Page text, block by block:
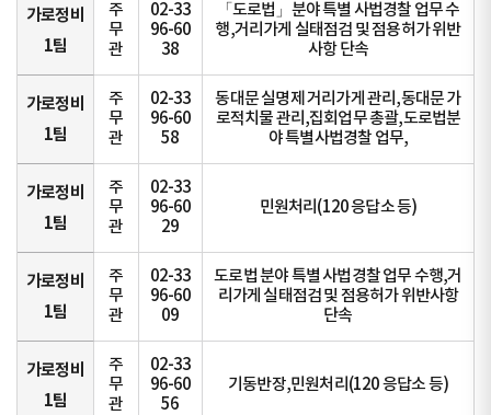
가로정비
1팀
주
무
관
02-33
96-60
38
「도로법」분야 특별 사법경찰 업무 수
행,거리가게 실태점검 및 점용허가 위반
사항 단속
가로정비
1팀
주
무
관
02-33
96-60
58
동대문 실명제 거리가게 관리,동대문 가
로적치물 관리,집회업무 총괄,도로법분
야 특별사법경찰 업무,
가로정비
1팀
주
무
관
02-33
96-60
29
민원처리(120 응답소 등)
가로정비
1팀
주
무
관
02-33
96-60
09
도로법 분야 특별 사법경찰 업무 수행,거
리가게 실태점검 및 점용허가 위반사항
단속
가로정비
1팀
주
무
관
02-33
96-60
56
기동반장,민원처리(120 응답소 등)